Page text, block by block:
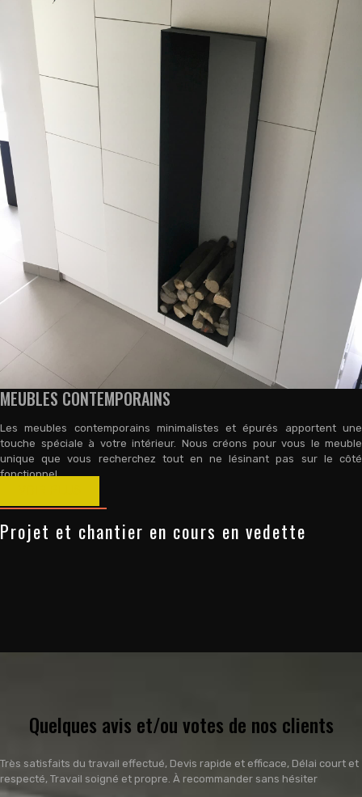
MEUBLES CONTEMPORAINS
Les meubles contemporains minimalistes et épurés apportent une
touche spéciale à votre intérieur. Nous créons pour vous le meuble
unique que vous recherchez tout en ne lésinant pas sur le côté
fonctionnel.
Projet et chantier en cours en vedette
Quelques avis et/ou votes de nos clients
Très satisfaits du travail effectué, Devis rapide et efficace, Délai court et
respecté, Travail soigné et propre. À recommander sans hésiter